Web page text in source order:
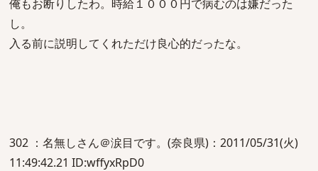
俺もお断りしたわ。時給１０００円で病むのは嫌だった
し。
入る前に説明してくれただけ良心的だったな。
302 ：名無しさん＠涙目です。(奈良県)：2011/05/31(火)
11:49:42.21 ID:wffyxRpD0